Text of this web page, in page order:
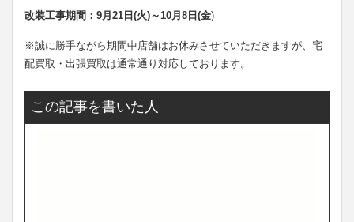
改装工事期間：9月21日(火)～10月8日(金)
※誠に勝手ながら期間中店舗はお休みさせていただきますが、宅
配買取・出張買取は通常通り対応しております。
この記事を書いた人